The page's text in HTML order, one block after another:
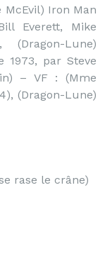
McEvil) Iron Man
Everett, Mike
Lune)
1973, par Steve
– VF : (Mme
(Dragon-Lune)
rase le crâne)